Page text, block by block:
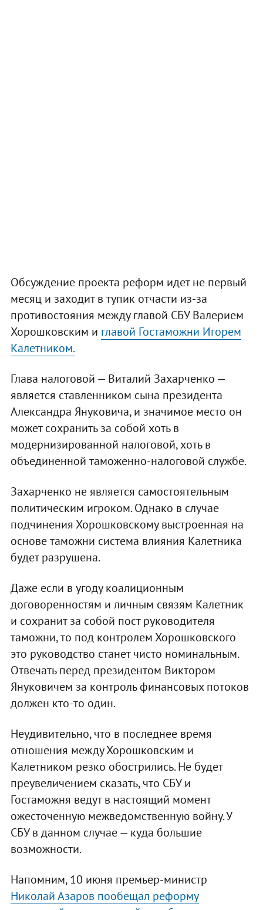
Обсуждение проекта реформ идет не первый
месяц и заходит в тупик отчасти из-за
противостояния между главой СБУ Валерием
Хорошковским и главой Гостаможни Игорем
Калетником.
Глава налоговой — Виталий Захарченко —
является ставленником сына президента
Александра Януковича, и значимое место он
может сохранить за собой хоть в
модернизированной налоговой, хоть в
объединенной таможенно-налоговой службе.
Захарченко не является самостоятельным
политическим игроком. Однако в случае
подчинения Хорошковскому выстроенная на
основе таможни система влияния Калетника
будет разрушена.
Даже если в угоду коалиционным
договоренностям и личным связям Калетник
и сохранит за собой пост руководителя
таможни, то под контролем Хорошковского
это руководство станет чисто номинальным.
Отвечать перед президентом Виктором
Януковичем за контроль финансовых потоков
должен кто-то один.
Неудивительно, что в последнее время
отношения между Хорошковским и
Калетником резко обострились. Не будет
преувеличением сказать, что СБУ и
Гостаможня ведут в настоящий момент
ожесточенную межведомственную войну. У
СБУ в данном случае — куда большие
возможности.
Напомним, 10 июня премьер-министр
Николай Азаров пообещал реформу